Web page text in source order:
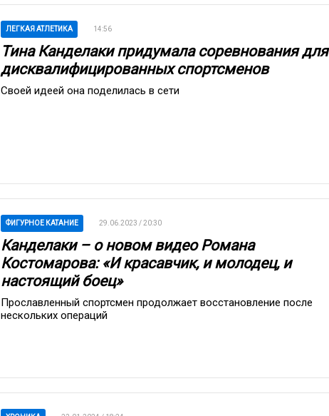
ЛЕГКАЯ АТЛЕТИКА 14:56
Тина Канделаки придумала соревнования для
дисквалифицированных спортсменов
Своей идеей она поделилась в сети
ФИГУРНОЕ КАТАНИЕ 29.06.2023 / 20:30
Канделаки – о новом видео Романа
Костомарова: «И красавчик, и молодец, и
настоящий боец»
Прославленный спортсмен продолжает восстановление после
нескольких операций